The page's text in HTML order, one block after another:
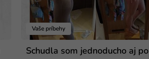
Vaše príbehy
Schudla som jednoducho aj po